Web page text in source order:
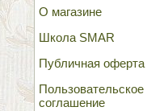
О магазине
Школа SMAR
Публичная оферта
Пользовательское
соглашение